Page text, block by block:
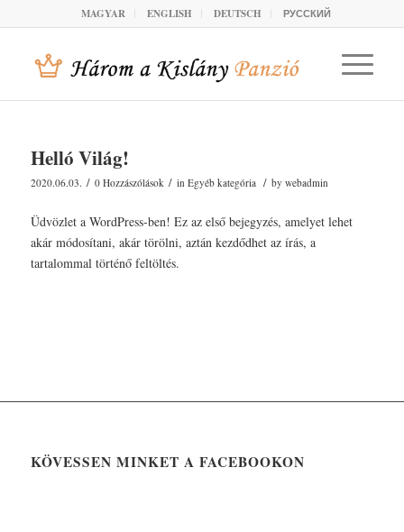
MAGYAR ENGLISH DEUTSCH РУССКИЙ
Helló Világ!
2020.06.03. / 0 Hozzászólások / in Egyéb kategória / by webadmin
Üdvözlet a WordPress-ben! Ez az első bejegyzés, amelyet lehet
akár módosítani, akár törölni, aztán kezdődhet az írás, a
tartalommal történő feltöltés.
KÖVESSEN MINKET A FACEBOOKON